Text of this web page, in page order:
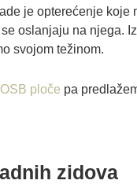
je opterećenje
oslanjaju na njega.
svojom težinom.
OSB ploče pa
zidova